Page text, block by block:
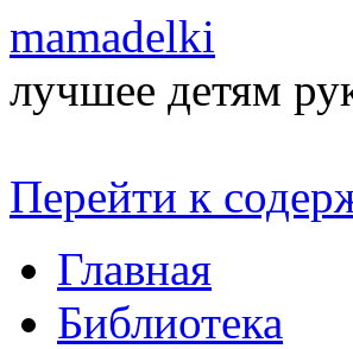
mamadelki
лучшее детям
Перейти к
Главная
Библиотека